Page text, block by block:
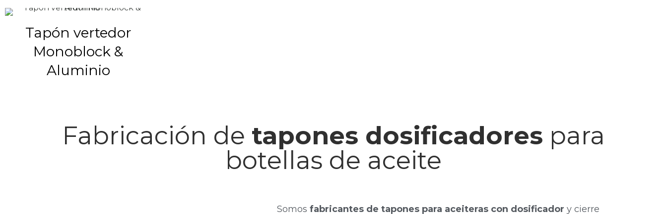
Tapón vertedor
Monoblock &
Aluminio
Fabricación de tapones dosificadores para
botellas de aceite
Somos fabricantes de tapones para aceiteras con dosificador y cierre